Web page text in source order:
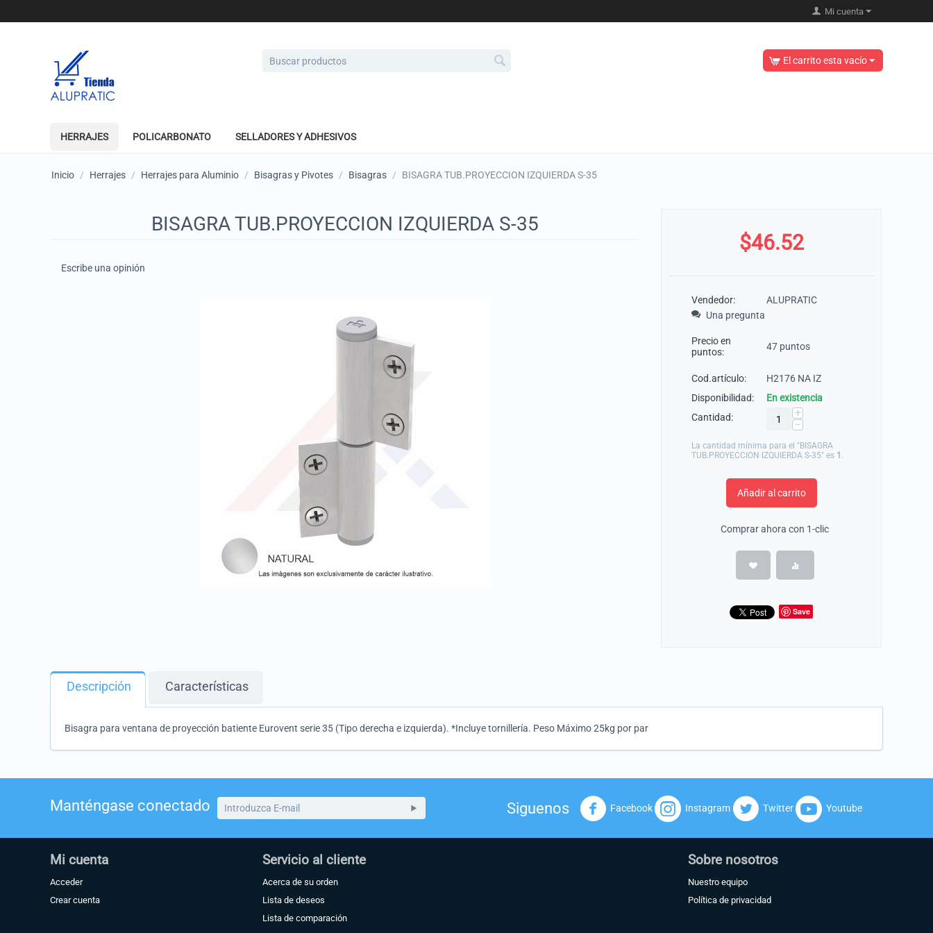
Mi cuenta
El carrito esta vacío
HERRAJES POLICARBONATO SELLADORES Y ADHESIVOS
Inicio / Herrajes / Herrajes para Aluminio / Bisagras y Pivotes / Bisagras / BISAGRA TUB.PROYECCION IZQUIERDA S-35
BISAGRA TUB.PROYECCION IZQUIERDA S-35
Escribe una opinión
$46.52
Vendedor:
ALUPRATIC
Una pregunta
Precio en
puntos:
47 puntos
Cod.artículo:
H2176 NA IZ
Disponibilidad:
En existencia
Cantidad:
+
−
La cantidad mínima para el "BISAGRA
TUB.PROYECCION IZQUIERDA S-35" es 1 .
Añadir al carrito
Comprar ahora con 1-clic
Save
Descripción Características
Bisagra para ventana de proyección batiente Eurovent serie 35 (Tipo derecha e izquierda). *Incluye tornillería. Peso Máximo 25kg por par
Manténgase conectado Siguenos Facebook Instagram Twitter Youtube
Mi cuenta
Acceder
Crear cuenta
Servicio al cliente
Acerca de su orden
Lista de deseos
Lista de comparación
Sobre nosotros
Nuestro equipo
Política de privacidad